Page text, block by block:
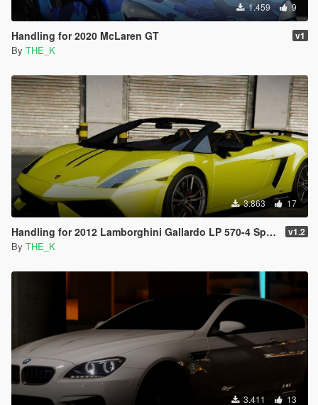
1.459 9
Handling for 2020 McLaren GT v1
By THE_K
3.863 17
Handling for 2012 Lamborghini Gallardo LP 570-4 Spyder Performante v1.2
By THE_K
3.411 13